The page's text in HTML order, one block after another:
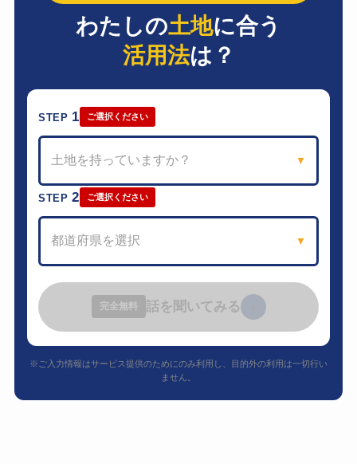
わたしの土地に合う
活用法は？
STEP 1 ご選択ください
土地を持っていますか？ ▼
STEP2 ご選択ください
都道府県を選択 ▼
完全無料 話を聞いてみる
※ご入力情報はサービス提供のためにのみ利用し、目的外の利用は一切行い
ません。